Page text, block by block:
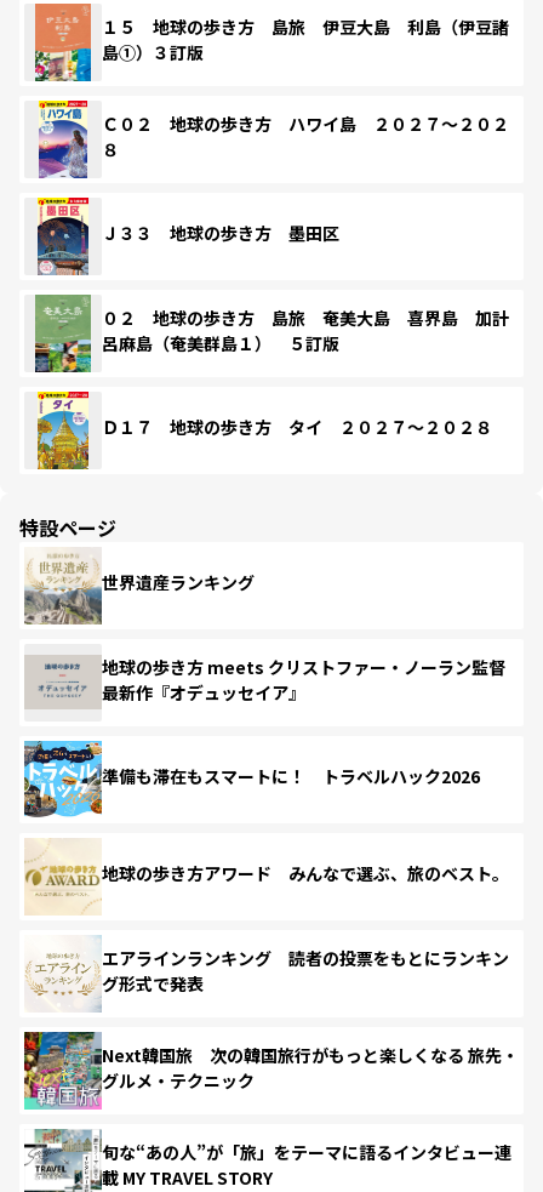
１５ 地球の歩き方 島旅 伊豆大島 利島（伊豆諸
島①）３訂版
Ｃ０２ 地球の歩き方 ハワイ島 ２０２７～２０２
８
Ｊ３３ 地球の歩き方 墨田区
０２ 地球の歩き方 島旅 奄美大島 喜界島 加計
呂麻島（奄美群島１） ５訂版
Ｄ１７ 地球の歩き方 タイ ２０２７～２０２８
特設ページ
世界遺産ランキング
地球の歩き方 meets クリストファー・ノーラン監督
最新作『オデュッセイア』
準備も滞在もスマートに！ トラベルハック2026
地球の歩き方アワード みんなで選ぶ、旅のベスト。
エアラインランキング 読者の投票をもとにランキン
グ形式で発表
Next韓国旅 次の韓国旅行がもっと楽しくなる 旅先・
グルメ・テクニック
旬な“あの人”が「旅」をテーマに語るインタビュー連
載 MY TRAVEL STORY